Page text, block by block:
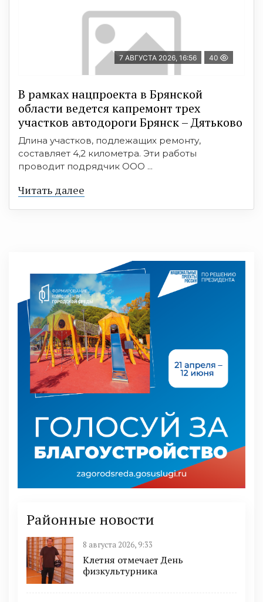
7 АВГУСТА 2026, 16:56 40
В рамках нацпроекта в Брянской
области ведется капремонт трех
участков автодороги Брянск – Дятьково
Длина участков, подлежащих ремонту,
составляет 4,2 километра. Эти работы
проводит подрядчик ООО ...
Читать далее
Районные новости
8 августа 2026, 9:33
Клетня отмечает День
физкультурника